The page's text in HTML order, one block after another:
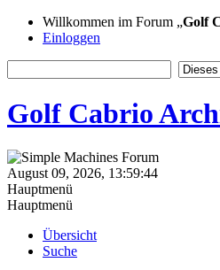
Willkommen im Forum „Golf
Einloggen
Golf Cabrio
August 09, 2026, 13:59:44
Hauptmenü
Hauptmenü
Übersicht
Suche